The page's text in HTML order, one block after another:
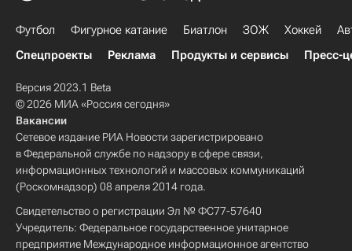
Футбол Фигурное катание Биатлон ЗОЖ Хоккей
Спецпроекты
Реклама Продукты и сервисы Пресс-
Версия 2023.1 Beta
© 2026 МИА «Россия сегодня»
Вакансии
Сетевое издание РИА Новости зарегистрировано
в Федеральной службе по надзору в сфере связи,
информационных технологий и массовых коммуникаций
(Роскомнадзор) 08 апреля 2014 года.
Свидетельство о регистрации Эл № ФС77-57640
Учредитель: Федеральное государственное унитарное
предприятие Международное информационное агентство